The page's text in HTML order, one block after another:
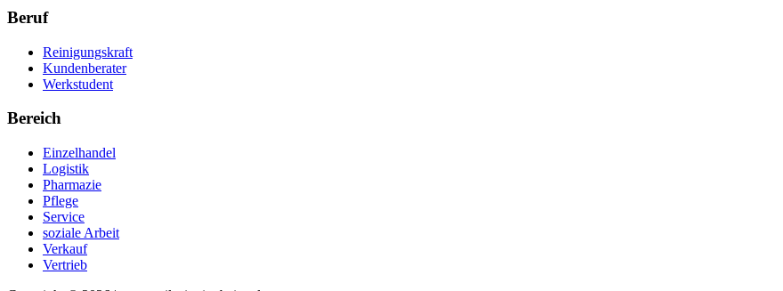
Beruf
Reinigungskraft
Kundenberater
Werkstudent
Bereich
Einzelhandel
Logistik
Pharmazie
Pflege
Service
soziale Arbeit
Verkauf
Vertrieb